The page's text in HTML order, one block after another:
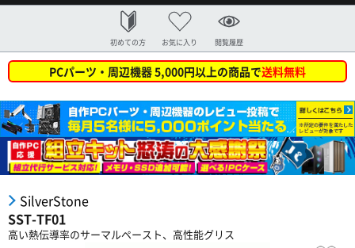
初めての方 お気に入り 閲覧履歴
PCパーツ・周辺機器 5,000円以上の商品で送料無料
SilverStone
SST-TF01
高い熱伝導率のサーマルペースト、高性能グリス